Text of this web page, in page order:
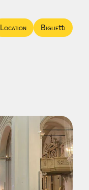
Location Biglietti